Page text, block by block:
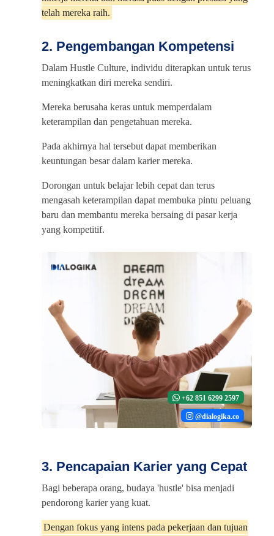
telah mereka raih.
2. Pengembangan Kompetensi
Dalam Hustle Culture, individu diterapkan untuk terus
meningkatkan diri mereka sendiri.
Mereka berusaha keras untuk memperdalam
keterampilan dan pengetahuan mereka.
Pada akhirnya hal tersebut dapat memberikan
keuntungan besar dalam karier mereka.
Dorongan untuk belajar lebih cepat dan terus
mengasah keterampilan dapat membuka pintu peluang
baru dan membantu mereka bersaing di pasar kerja
yang kompetitif.
+62 851 6299 2597
@dialogika.co
3. Pencapaian Karier yang Cepat
Bagi beberapa orang, budaya 'hustle' bisa menjadi
pendorong karier yang kuat.
Dengan fokus yang intens pada pekerjaan dan tujuan